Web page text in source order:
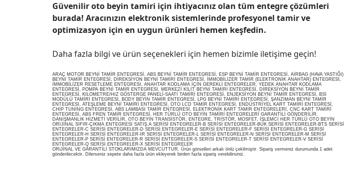
Güvenilir oto beyin tamiri için ihtiyacınız olan tüm entegre çözümleri
burada! Aracınızın elektronik sistemlerinde profesyonel tamir ve
optimizasyon için en uygun ürünleri hemen keşfedin.
Daha fazla bilgi ve ürün seçenekleri için hemen bizimle iletişime geçin!
ARAÇ MOTOR BEYNİ TAMİR ENTEGRESİ, ABS BEYNİ TAMİR ENTEGRESİ, ESP BEYNİ TAMİR ENTEGRESİ, AİRBAG (HAVA YASTIĞI)
BEYNİ TAMİR ENTEGRESİ, DİREKSİYON BEYNİ TAMİRİ ENTEGRESİ, İMMOBİLİZER TAMİR (ELEKTRONİK ANAHTAR) ENTEGRESİ,
İMMOBİLİZER RESETLEME ENTEGRESİ, ANAHTAR KODLAMA İÇİN GEREKLİ ENTEGRELER, YEDEK ANAHTAR KODLAMA
ENTEGRESİ, POMPA BEYNİ TAMİR ENTEGRESİ, MERKEZİ KİLİT BEYNİ TAMİRİ ENTEGRESİ, DİREKSİYON BEYNİ TAMİR
ENTEGRESİ, KİLOMETRE/HIZ GÖSTERGE PANELİ-SAATİ TAMİRİ ENTEGRESİ, ENJEKSİYON BEYNİ TAMİR ENTEGRESİ, BSİ
MODÜLÜ TAMİRİ ENTEGRESİ, BODY BEYİN TAMİR ENTEGRESİ, LPG BEYNİ TAMİRİ ENTEGRESİ, ŞANZIMAN BEYNİ TAMİR
ENTEGRESİ, ATEŞLEME BEYNİ TAMİRİ ENTEGRESİ, OTO LCD TAMİR ENTEGRESİ, ENDÜSTRİYEL KART TAMİRİ ENTEGRESİ,
CHİP TUNİNG ENTEGRESİ, ABS LAMBASI TAMİR ENTEGRESİ, ELEKTRONİK KART TAMİR ENTEGRELERİ, CNC KART TAMİRİ
ENTEGRESİ, ABS FREN TAMİR ENTEGRESİ, HER TÜRLÜ OTO BEYİN TAMİRİ ENTEGRELERİ GARANTİLİ GÖNDERİLİR.
DANIŞMANLIK HİZMETİ VERİLİR, OTO BEYİN TRANSİSTÖR, ENTEGRE, TRİSTÖR, MOSFET, İŞLEMCİ HER TÜRLÜ OTO BEYİN
ORİJİNAL SIFIR-ÇIKMA ENTEGRESİ SATIŞ.A SERİSİ ENTEGRELER-B SERİSİ ENTEGRELER-BUK SERİSİ ENTEGRELER-BTS SERİSİ
ENTEGRELER-C SERİSİ ENTEGRELER-D SERİSİ ENTEGRELER-E SERİSİ ENTEGRELER-F SERİSİ ENTEGRELER-G SERİSİ
ENTEGRELER-H SERİSİ ENTEGRELER-IR SERİSİ ENTEGRELER-L SERİSİ ENTEGRELER-N SERİSİ ENTEGRELER-M SERİSİ
ENTEGRELER-P SERİSİ ENTEGRELER-R SERİSİ ENTEGRELER-S SERİSİ ENTEGRELER-T SERİSİ ENTEGRELER-V SERİSİ
ENTEGRELER-Q SERİSİ ENTEGRELER-X SERİSİ ENTEGRELER
ORiJİNAL VE GARANTİLİ STOKLARIMIZDA MEVCUTTUR. Ürün görselleri arkalı önlü çekilmiştir. Sipariş vermeniz durumunda 1 adet
gönderilecektir. Dilerseniz sepete daha fazla ürün ekleyerek birden fazla sipariş verebilirsiniz.